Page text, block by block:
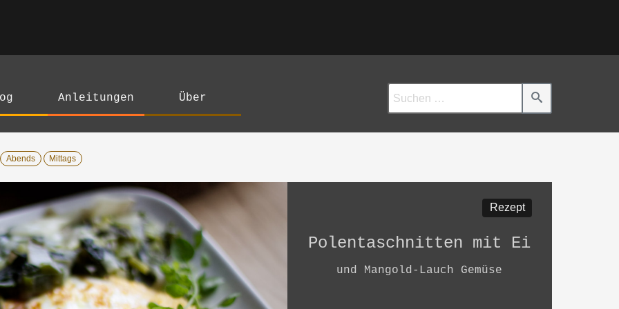
Anleitungen Über
Abends Mittags
Rezept
Polentaschnitten mit Ei
und Mangold-Lauch Gemüse